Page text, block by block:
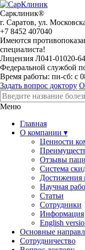
Сарклиник®
г. Саратов, ул.
+7 8452 407040
Имеются
специалиста!
Лицензия Л041-01020-
Федеральной службой
Время работы: пн-сб: с
Задать вопрос доктору
Меню
Главная
О компании ▾
Ценности
Отзывы
Система
Достижения
Научная
Статьи
Сотрудники
Информация
English
Основные
Сотрудничество